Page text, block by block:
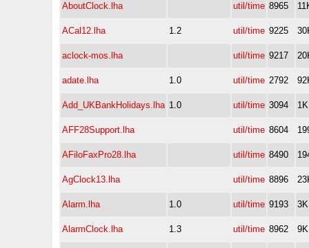
AboutClock.lha util/time 8965
ACal12.lha 1.2 util/time 9225
aclock-mos.lha util/time 9217
adate.lha 1.0 util/time 2792
Add_UKBankHolidays.lha 1.0 util/time 3094 1K
AFF28Support.lha util/time 8604
AFiloFaxPro28.lha util/time 8490
AgClock13.lha util/time 8896
Alarm.lha 1.0 util/time 9193 3K
AlarmClock.lha 1.3 util/time 8962 9K